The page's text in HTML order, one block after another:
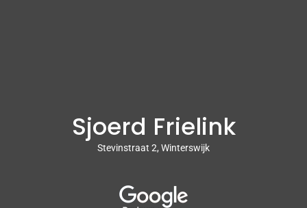
Sjoerd Frielink
Stevinstraat 2, Winterswijk